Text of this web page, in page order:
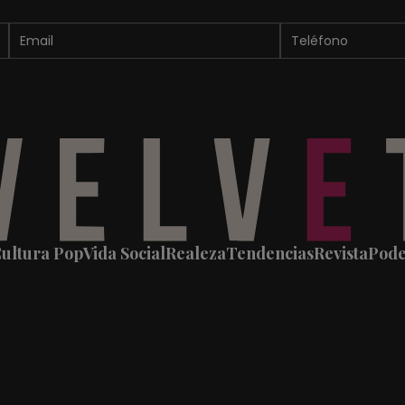
PopVida SocialRealezaTendenciasRevista